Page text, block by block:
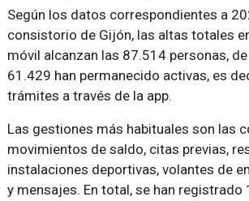
Según los datos correspondientes a
consistorio de Gijón, las altas totales
móvil alcanzan las 87.514 personas,
61.429 han permanecido activas, es
trámites a través de la app.
Las gestiones más habituales son las
movimientos de saldo, citas previas,
instalaciones deportivas, volantes de
y mensajes. En total, se han registrado